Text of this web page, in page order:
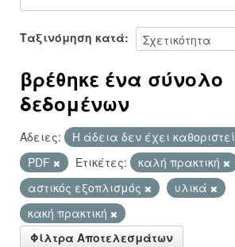
Ταξινόμηση κατά
βρέθηκε ένα σύνολο
δεδομένων
Άδειες: Η άδεια δεν έχει καθοριστεί
PDF
Ετικέτες:
καλή πρακτική
αστικός εξοπλισμός
υλικά
κακή πρακτική
Φίλτρα Αποτελεσμάτων